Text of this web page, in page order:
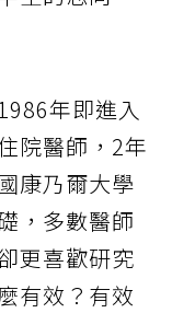
年即進入
院醫師，2年
康乃爾大學
，多數醫師
更喜歡研究
有效？有效